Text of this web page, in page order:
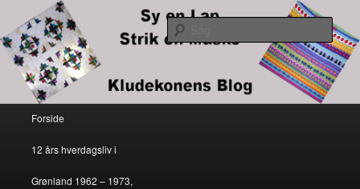
Sy en lap – strik en maske
Kludekonens blog
Søg
Fortsæt til primært indhold
Fortsæt til sekundært indhold
Forside
12 års hverdagsliv i
Grønland 1962 – 1973,